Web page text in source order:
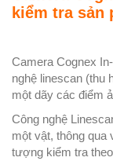
kiểm tra sản
Camera Cognex
nghệ linescan (thu
một dãy các điểm
Công nghệ
một vật, thông qua
tượng kiểm tra